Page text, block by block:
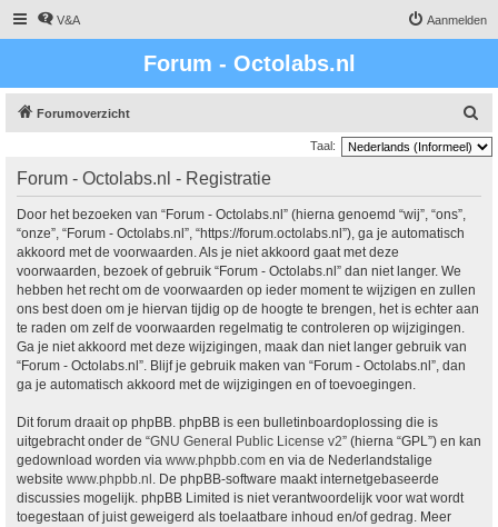
V&A Aanmelden
Forum - Octolabs.nl
Forumoverzicht
o
Taal:
Forum - Octolabs.nl - Registratie
Door het bezoeken van “Forum - Octolabs.nl” (hierna genoemd “wij”, “ons”,
“onze”, “Forum - Octolabs.nl”, “https://forum.octolabs.nl”), ga je automatisch
akkoord met de voorwaarden. Als je niet akkoord gaat met deze
voorwaarden, bezoek of gebruik “Forum - Octolabs.nl” dan niet langer. We
hebben het recht om de voorwaarden op ieder moment te wijzigen en zullen
ons best doen om je hiervan tijdig op de hoogte te brengen, het is echter aan
te raden om zelf de voorwaarden regelmatig te controleren op wijzigingen.
Ga je niet akkoord met deze wijzigingen, maak dan niet langer gebruik van
“Forum - Octolabs.nl”. Blijf je gebruik maken van “Forum - Octolabs.nl”, dan
ga je automatisch akkoord met de wijzigingen en of toevoegingen.
Dit forum draait op phpBB. phpBB is een bulletinboardoplossing die is
uitgebracht onder de “GNU General Public License v2” (hierna “GPL”) en kan
gedownload worden via www.phpbb.com en via de Nederlandstalige
website www.phpbb.nl . De phpBB-software maakt internetgebaseerde
discussies mogelijk. phpBB Limited is niet verantwoordelijk voor wat wordt
toegestaan of juist geweigerd als toelaatbare inhoud en/of gedrag. Meer